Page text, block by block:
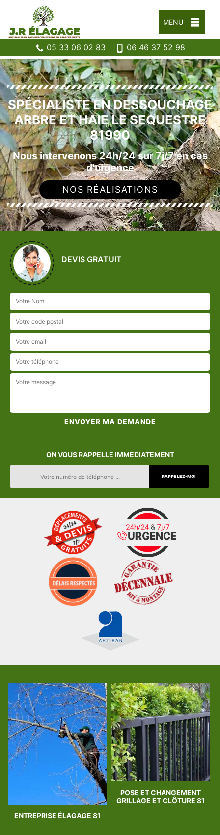
MENU
05 33 06 02 83 06 46 37 52 98
SPÉCIALISTE EN DESSOUCHAGE
ARBRE ET HAIE LE SEQUESTRE
81990
Nous intervenons 24h/24 sur 7j/7 en cas
d'urgence
NOS RÉALISATIONS
DEVIS GRATUIT
ON VOUS RAPPELLE IMMEDIATEMENT
ENTREPRISE ÉLAGAGE 81
POSE ET CHANGEMENT
GRILLAGE ET CLÔTURE 81